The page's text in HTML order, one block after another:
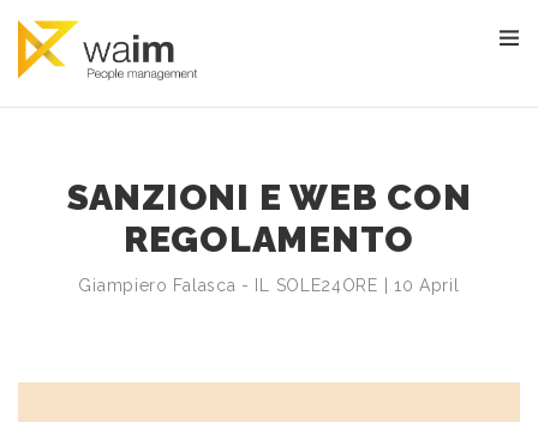
SANZIONI E WEB CON
REGOLAMENTO
Giampiero Falasca - IL SOLE24ORE | 10 April